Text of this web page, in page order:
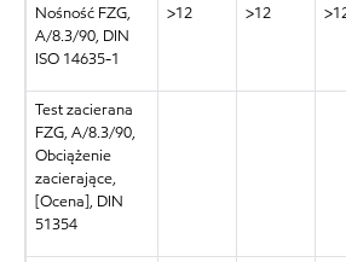
Nośność FZG,
A/8.3/90, DIN
ISO 14635-1
>12 >12
Test zacierana
FZG, A/8.3/90,
Obciążenie
zacierające,
[Ocena], DIN
51354